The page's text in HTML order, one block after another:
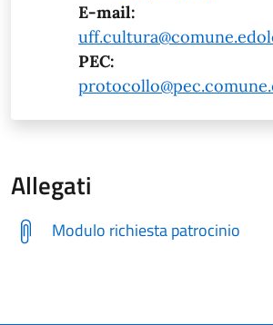
E-mail:
PEC:
Allegati
Modulo richiesta patrocinio